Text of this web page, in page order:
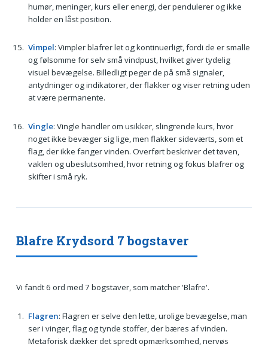
humør, meninger, kurs eller energi, der pendulerer og ikke
holder en låst position.
Vimpel: Vimpler blafrer let og kontinuerligt, fordi de er smalle
og følsomme for selv små vindpust, hvilket giver tydelig
visuel bevægelse. Billedligt peger de på små signaler,
antydninger og indikatorer, der flakker og viser retning uden
at være permanente.
Vingle: Vingle handler om usikker, slingrende kurs, hvor
noget ikke bevæger sig lige, men flakker sideværts, som et
flag, der ikke fanger vinden. Overført beskriver det tøven,
vaklen og ubeslutsomhed, hvor retning og fokus blafrer og
skifter i små ryk.
Blafre Krydsord 7 bogstaver
Vi fandt 6 ord med 7 bogstaver, som matcher 'Blafre'.
Flagren: Flagren er selve den lette, urolige bevægelse, man
ser i vinger, flag og tynde stoffer, der bæres af vinden.
Metaforisk dækker det spredt opmærksomhed, nervøs